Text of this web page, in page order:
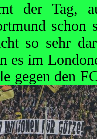
der Tag,
schon
so sehr
es im
gegen den